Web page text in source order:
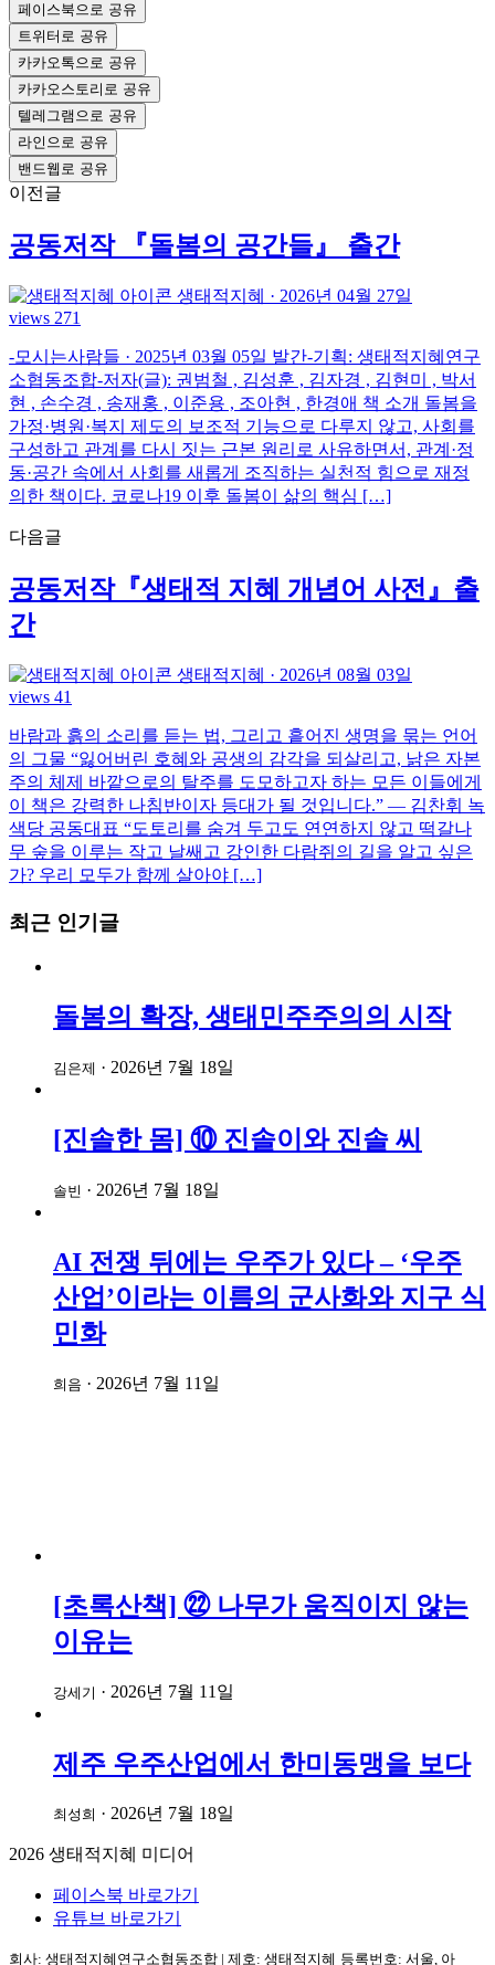
페이스북으로 공유
트위터로 공유
카카오톡으로 공유
카카오스토리로 공유
텔레그램으로 공유
라인으로 공유
밴드웹로 공유
이전글
공동저작 『돌봄의 공간들』 출간
생태적지혜 · 2026년 04월 27일
views 271
-모시는사람들 · 2025년 03월 05일 발간-기획: 생태적지혜연구
소협동조합-저자(글): 권범철 , 김성훈 , 김자경 , 김현미 , 박서
현 , 손수경 , 송재홍 , 이준용 , 조아현 , 한경애 책 소개 돌봄을
가정·병원·복지 제도의 보조적 기능으로 다루지 않고, 사회를
구성하고 관계를 다시 짓는 근본 원리로 사유하면서, 관계·정
동·공간 속에서 사회를 새롭게 조직하는 실천적 힘으로 재정
의한 책이다. 코로나19 이후 돌봄이 삶의 핵심 […]
다음글
공동저작『생태적 지혜 개념어 사전』출
간
생태적지혜 · 2026년 08월 03일
views 41
바람과 흙의 소리를 듣는 법, 그리고 흩어진 생명을 묶는 언어
의 그물 “잃어버린 호혜와 공생의 감각을 되살리고, 낡은 자본
주의 체제 바깥으로의 탈주를 도모하고자 하는 모든 이들에게
이 책은 강력한 나침반이자 등대가 될 것입니다.” — 김찬휘 녹
색당 공동대표 “도토리를 숨겨 두고도 연연하지 않고 떡갈나
무 숲을 이루는 작고 날쌔고 강인한 다람쥐의 길을 알고 싶은
가? 우리 모두가 함께 살아야 […]
최근 인기글
돌봄의 확장, 생태민주주의의 시작
김은제 · 2026년 7월 18일
[진솔한 몸] ⑩ 진솔이와 진솔 씨
솔빈 · 2026년 7월 18일
AI 전쟁 뒤에는 우주가 있다 – ‘우주
산업’이라는 이름의 군사화와 지구 식
민화
희음 · 2026년 7월 11일
[초록산책] ㉒ 나무가 움직이지 않는
이유는
강세기 · 2026년 7월 11일
제주 우주산업에서 한미동맹을 보다
최성희 · 2026년 7월 18일
2026 생태적지혜 미디어
페이스북 바로가기
유튜브 바로가기
회사: 생태적지혜연구소협동조합 | 제호: 생태적지혜 등록번호: 서울, 아